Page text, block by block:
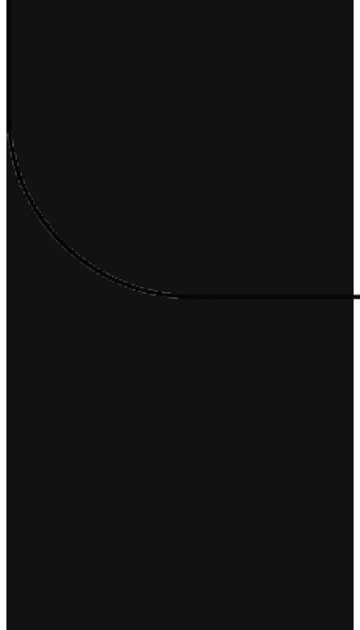
2026-07-13 17:34:51